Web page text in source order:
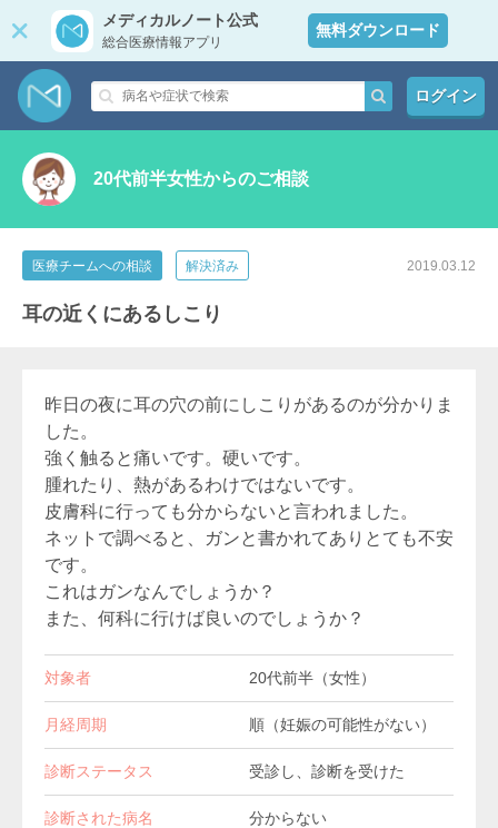
メディカルノート公式
総合医療情報アプリ
無料ダウンロード
ログイン
20代前半女性からのご相談
医療チームへの相談 解決済み 2019.03.12
耳の近くにあるしこり
昨日の夜に耳の穴の前にしこりがあるのが分かりま
した。
強く触ると痛いです。硬いです。
腫れたり、熱があるわけではないです。
皮膚科に行っても分からないと言われました。
ネットで調べると、ガンと書かれてありとても不安
です。
これはガンなんでしょうか？
また、何科に行けば良いのでしょうか？
対象者 20代前半（女性）
月経周期 順（妊娠の可能性がない）
診断ステータス 受診し、診断を受けた
診断された病名 分からない